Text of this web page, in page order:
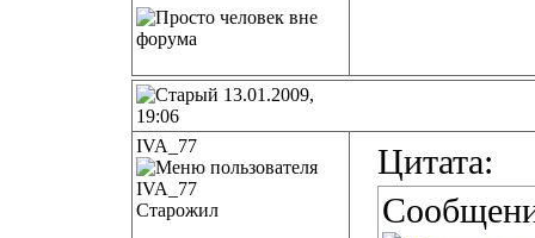
13.01.2009,
19:06
IVA_77
Старожил
Цитата: